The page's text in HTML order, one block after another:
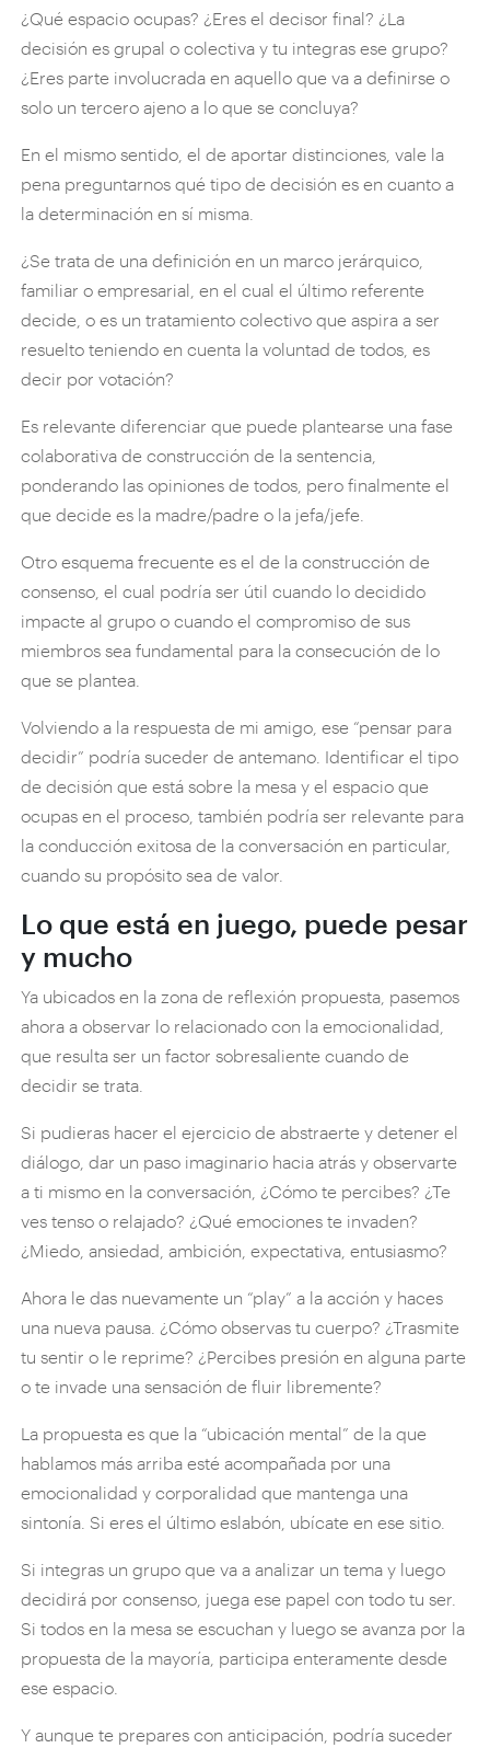
¿Qué espacio ocupas? ¿Eres el decisor final? ¿La
decisión es grupal o colectiva y tu integras ese grupo?
¿Eres parte involucrada en aquello que va a definirse o
solo un tercero ajeno a lo que se concluya?
En el mismo sentido, el de aportar distinciones, vale la
pena preguntarnos qué tipo de decisión es en cuanto a
la determinación en sí misma.
¿Se trata de una definición en un marco jerárquico,
familiar o empresarial, en el cual el último referente
decide, o es un tratamiento colectivo que aspira a ser
resuelto teniendo en cuenta la voluntad de todos, es
decir por votación?
Es relevante diferenciar que puede plantearse una fase
colaborativa de construcción de la sentencia,
ponderando las opiniones de todos, pero finalmente el
que decide es la madre/padre o la jefa/jefe.
Otro esquema frecuente es el de la construcción de
consenso, el cual podría ser útil cuando lo decidido
impacte al grupo o cuando el compromiso de sus
miembros sea fundamental para la consecución de lo
que se plantea.
Volviendo a la respuesta de mi amigo, ese “pensar para
decidir” podría suceder de antemano. Identificar el tipo
de decisión que está sobre la mesa y el espacio que
ocupas en el proceso, también podría ser relevante para
la conducción exitosa de la conversación en particular,
cuando su propósito sea de valor.
Lo que está en juego, puede pesar
y mucho
Ya ubicados en la zona de reflexión propuesta, pasemos
ahora a observar lo relacionado con la emocionalidad,
que resulta ser un factor sobresaliente cuando de
decidir se trata.
Si pudieras hacer el ejercicio de abstraerte y detener el
diálogo, dar un paso imaginario hacia atrás y observarte
a ti mismo en la conversación, ¿Cómo te percibes? ¿Te
ves tenso o relajado? ¿Qué emociones te invaden?
¿Miedo, ansiedad, ambición, expectativa, entusiasmo?
Ahora le das nuevamente un “play” a la acción y haces
una nueva pausa. ¿Cómo observas tu cuerpo? ¿Trasmite
tu sentir o le reprime? ¿Percibes presión en alguna parte
o te invade una sensación de fluir libremente?
La propuesta es que la “ubicación mental” de la que
hablamos más arriba esté acompañada por una
emocionalidad y corporalidad que mantenga una
sintonía. Si eres el último eslabón, ubícate en ese sitio.
Si integras un grupo que va a analizar un tema y luego
decidirá por consenso, juega ese papel con todo tu ser.
Si todos en la mesa se escuchan y luego se avanza por la
propuesta de la mayoría, participa enteramente desde
ese espacio.
Y aunque te prepares con anticipación, podría suceder